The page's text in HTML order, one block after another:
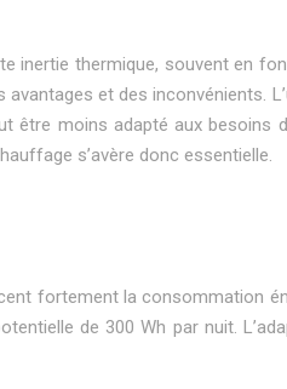
thermique, souvent en
et des inconvénients.
moins adapté aux besoins
s’avère donc essentielle.
fortement la consommation
de 300 Wh par nuit.